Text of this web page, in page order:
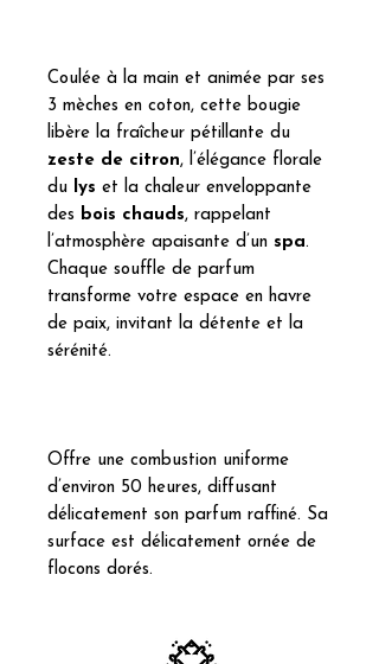
Coulée à la main et animée par ses
3 mèches en coton, cette bougie
libère la fraîcheur pétillante du
zeste de citron, l’élégance florale
du lys et la chaleur enveloppante
des bois chauds, rappelant
l’atmosphère apaisante d’un spa.
Chaque souffle de parfum
transforme votre espace en havre
de paix, invitant la détente et la
sérénité.
Offre une combustion uniforme
d’environ 50 heures, diffusant
délicatement son parfum raffiné. Sa
surface est délicatement ornée de
flocons dorés.